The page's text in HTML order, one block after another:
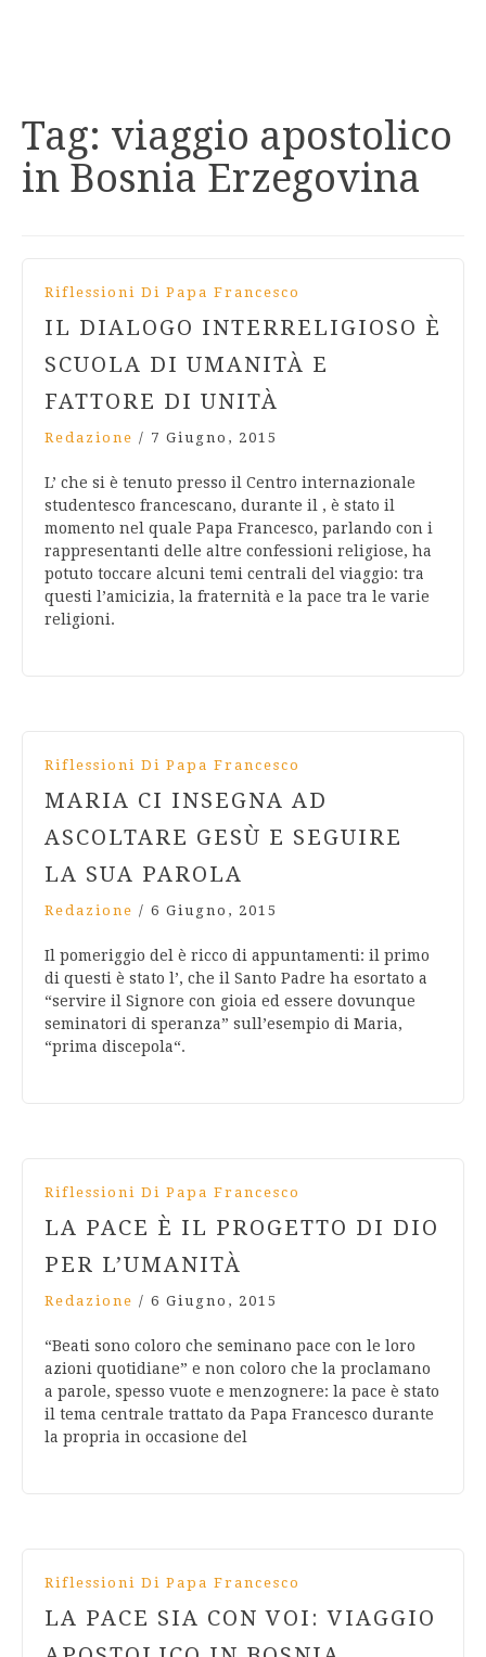
Tag: viaggio apostolico
in Bosnia Erzegovina
Riflessioni Di Papa Francesco
IL DIALOGO INTERRELIGIOSO È
SCUOLA DI UMANITÀ E
FATTORE DI UNITÀ
Redazione / 7 Giugno, 2015
L’ che si è tenuto presso il Centro internazionale
studentesco francescano, durante il , è stato il
momento nel quale Papa Francesco, parlando con i
rappresentanti delle altre confessioni religiose, ha
potuto toccare alcuni temi centrali del viaggio: tra
questi l’amicizia, la fraternità e la pace tra le varie
religioni.
Riflessioni Di Papa Francesco
MARIA CI INSEGNA AD
ASCOLTARE GESÙ E SEGUIRE
LA SUA PAROLA
Redazione / 6 Giugno, 2015
Il pomeriggio del è ricco di appuntamenti: il primo
di questi è stato l’, che il Santo Padre ha esortato a
“servire il Signore con gioia ed essere dovunque
seminatori di speranza” sull’esempio di Maria,
“prima discepola“.
Riflessioni Di Papa Francesco
LA PACE È IL PROGETTO DI DIO
PER L’UMANITÀ
Redazione / 6 Giugno, 2015
“Beati sono coloro che seminano pace con le loro
azioni quotidiane” e non coloro che la proclamano
a parole, spesso vuote e menzognere: la pace è stato
il tema centrale trattato da Papa Francesco durante
la propria in occasione del
Riflessioni Di Papa Francesco
LA PACE SIA CON VOI: VIAGGIO